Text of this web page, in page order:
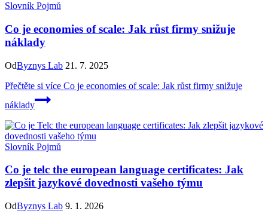
Slovník Pojmů
Co je economies of scale: Jak růst firmy snižuje
náklady
OdByznys Lab 21. 7. 2025
Přečtěte si více Co je economies of scale: Jak růst firmy snižuje
náklady
Slovník Pojmů
Co je telc the european language certificates: Jak
zlepšit jazykové dovednosti vašeho týmu
OdByznys Lab 9. 1. 2026